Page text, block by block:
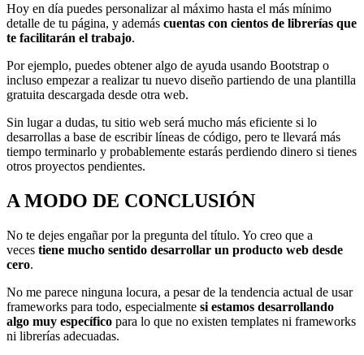
Hoy en día puedes personalizar al máximo hasta el más mínimo
detalle de tu página, y además cuentas con cientos de librerías que
te facilitarán el trabajo.
Por ejemplo, puedes obtener algo de ayuda usando Bootstrap o
incluso empezar a realizar tu nuevo diseño partiendo de una plantilla
gratuita descargada desde otra web.
Sin lugar a dudas, tu sitio web será mucho más eficiente si lo
desarrollas a base de escribir líneas de código, pero te llevará más
tiempo terminarlo y probablemente estarás perdiendo dinero si tienes
otros proyectos pendientes.
A MODO DE CONCLUSIÓN
No te dejes engañar por la pregunta del título. Yo creo que a
veces tiene mucho sentido desarrollar un producto web desde
cero.
No me parece ninguna locura, a pesar de la tendencia actual de usar
frameworks para todo, especialmente si estamos desarrollando
algo muy específico para lo que no existen templates ni frameworks
ni librerías adecuadas.